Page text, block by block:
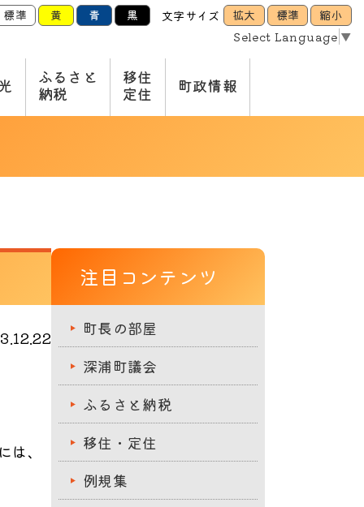
標準 黄 青 黒 文字サイズ 拡大 標準
縮小
Select Language ▼
ふるさと
納税
移住
定住
町政情報
、
注目コンテンツ
町長の部屋
深浦町議会
ふるさと納税
移住・定住
例規集